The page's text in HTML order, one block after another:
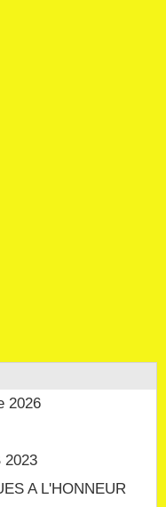
2026
2023
A L'HONNEUR